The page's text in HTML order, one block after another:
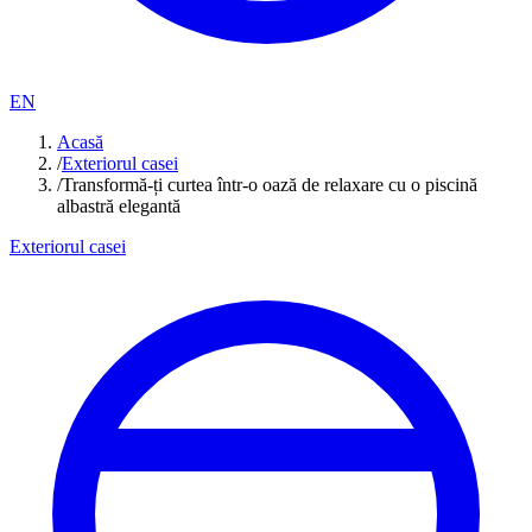
EN
Acasă
/Exteriorul casei
/Transformă-ți curtea într-o oază de relaxare cu o piscină
albastră elegantă
Exteriorul casei